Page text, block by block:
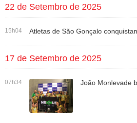
22 de Setembro de 2025
15h04 Atletas de São Gonçalo
17 de Setembro de 2025
07h34 João Monlevade